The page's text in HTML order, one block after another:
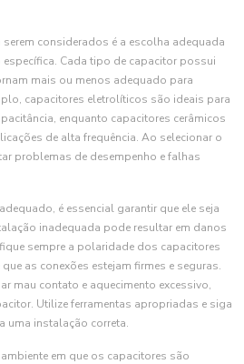
considerados é a escolha adequada
Cada tipo de capacitor possui
mais ou menos adequado para
capacitores eletrolíticos são ideais para
enquanto capacitores cerâmicos
de alta frequência. Ao selecionar o
problemas de desempenho e falhas
é essencial garantir que ele seja
inadequada pode resultar em danos
sempre a polaridade dos capacitores
as conexões estejam firmes e seguras.
mau contato e aquecimento excessivo,
Utilize ferramentas apropriadas e siga
uma instalação correta.
em que os capacitores são